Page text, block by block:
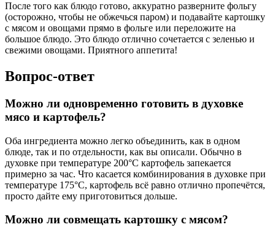
После того как блюдо готово, аккуратно разверните фольгу
(осторожно, чтобы не обжечься паром) и подавайте картошку
с мясом и овощами прямо в фольге или переложите на
большое блюдо. Это блюдо отлично сочетается с зеленью и
свежими овощами. Приятного аппетита!
Вопрос-ответ
Можно ли одновременно готовить в духовке
мясо и картофель?
Оба ингредиента можно легко объединить, как в одном
блюде, так и по отдельности, как вы описали. Обычно в
духовке при температуре 200°C картофель запекается
примерно за час. Что касается комбинирования в духовке при
температуре 175°C, картофель всё равно отлично пропечётся,
просто дайте ему приготовиться дольше.
Можно ли совмещать картошку с мясом?